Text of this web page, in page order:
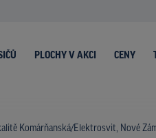
PLOCHY V AKCI CENY
Komárňanská/Elektrosvit, Nové